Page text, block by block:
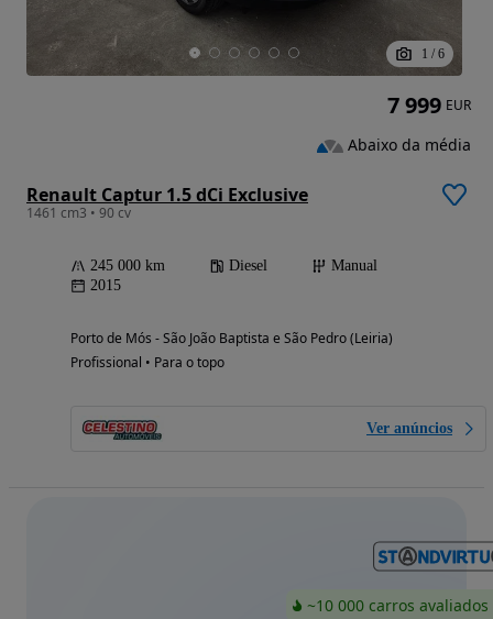
1 / 6
Renault Captur 1.5 dCi Exclusive
1461 cm3 • 90 cv
245 000 km Diesel
Manual
2015
Porto de Mós - São João Baptista e São Pedro (Leiria)
Profissional • Para o topo
Ver anúncios
7 999 EUR
Abaixo da média
~10 000 carros